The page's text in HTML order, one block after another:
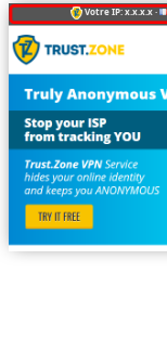
Votre IP: x.x.x.x ·